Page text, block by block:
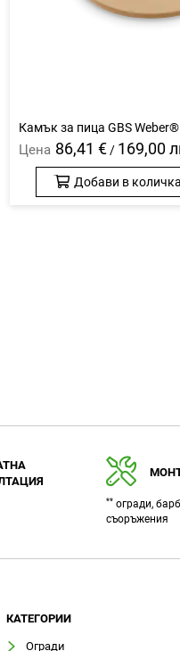
Камък за пица GBS Weber®
Цена 86,41 € / 169,00
Добави в
** огради,
съоръжения
КАТЕГОРИИ
Огради